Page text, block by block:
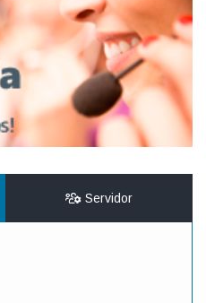
Servidor